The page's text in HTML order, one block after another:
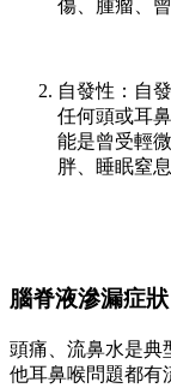
傷、腫瘤、
自發性：自
任何頭或耳
能是曾受輕
胖、睡眠窒
腦脊液滲漏症狀
頭痛、流鼻水是典
他耳鼻喉問題都有